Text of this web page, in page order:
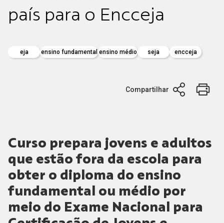
país para o Encceja
eja ensino fundamental ensino médio seja encceja
Compartilhar
Curso prepara jovens e adultos
que estão fora da escola para
obter o diploma do ensino
fundamental ou médio por
meio do Exame Nacional para